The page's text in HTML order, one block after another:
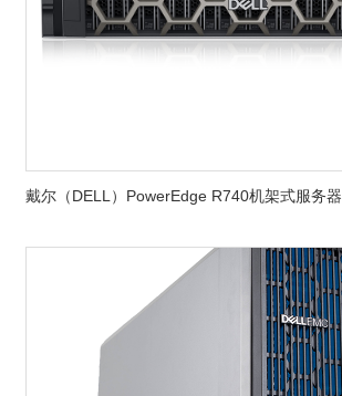
戴尔（DELL）PowerEdge R740机架式服务器